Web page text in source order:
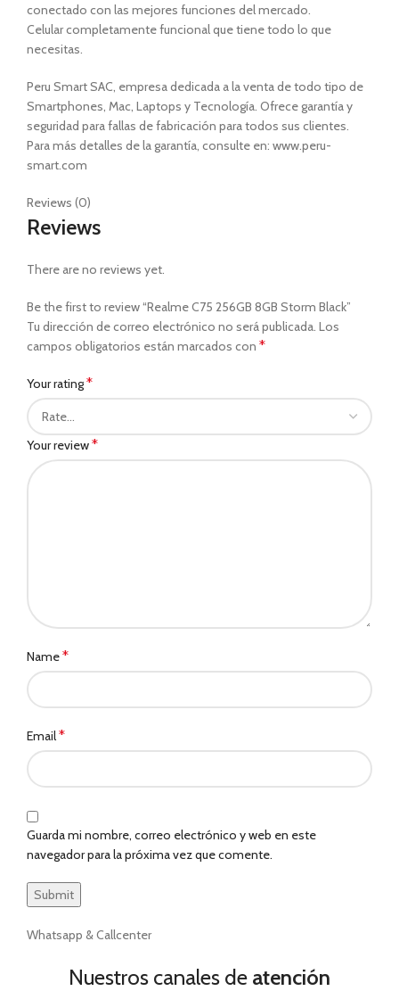
conectado con las mejores funciones del mercado.
Celular completamente funcional que tiene todo lo que
necesitas.
Peru Smart SAC, empresa dedicada a la venta de todo tipo de
Smartphones, Mac, Laptops y Tecnología. Ofrece garantía y
seguridad para fallas de fabricación para todos sus clientes.
Para más detalles de la garantía, consulte en: www.peru-
smart.com
Reviews (0)
Reviews
There are no reviews yet.
Be the first to review “Realme C75 256GB 8GB Storm Black”
Tu dirección de correo electrónico no será publicada. Los
campos obligatorios están marcados con *
Your rating*
Your review*
Name*
Email*
Guarda mi nombre, correo electrónico y web en este
navegador para la próxima vez que comente.
Whatsapp & Callcenter
Nuestros canales de atención